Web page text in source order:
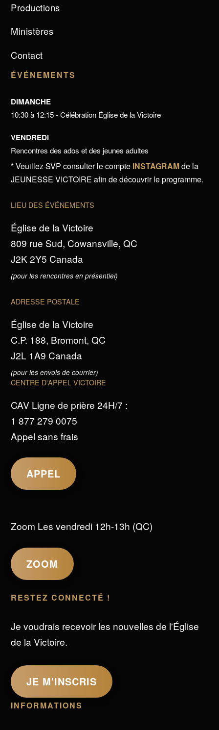
Productions
Ministères
Contact
ÉVÉNEMENTS
DIMANCHE
10:30 à 12:15 - Célébration Église de la Victoire
VENDREDI
Rencontres des ados et des jeunes adultes
* Veuillez SVP consulter le compte INSTAGRAMde la
JEUNESSE VICTOIRE afin de découvrir le programme.
LIEU DES ÉVÉNEMENTS
Église de la Victoire
809 rue Sud, Cowansville, QC
J2K 2Y5 Canada
(pour les rencontres en présentiel)
ADRESSE POSTALE
Église de la Victoire
C.P. 188, Bromont, QC
J2L 1A9 Canada
(pour les envois de courrier)
CENTRE D'APPEL VICTOIRE
CAV Ligne de prière 24H/7 :
1 877 279 0075
Appel sans frais
APPEL
Zoom Les vendredi 12h-13h (QC)
ZOOM
RESTEZ CONNECTÉ !
Je voudrais recevoir les nouvelles de l'Église
de la Victoire.
JE M'INSCRIS
INFORMATIONS